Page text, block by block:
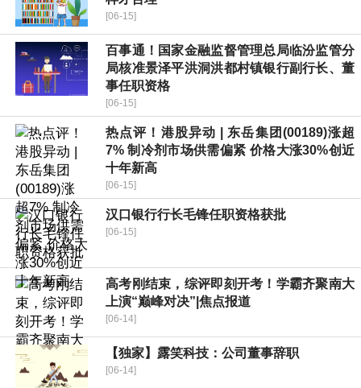
[06-15]
百事通！国家金融监督管理总局临汾监管分
局核准景泽平洪洞洪都村镇银行副行长、董
事任职资格
[06-15]
热点评！港股异动 | 东岳集团(00189)涨超
7% 制冷剂市场供需偏紧 价格大涨30%创近
十年新高
[06-15]
汉口银行行长毛锋任职资格获批
[06-15]
高考刚结束，综评即刻开考！学霸齐聚南大
上演“巅峰对决”|焦点报道
[06-14]
【独家】露笑科技：公司董事辞职
[06-14]